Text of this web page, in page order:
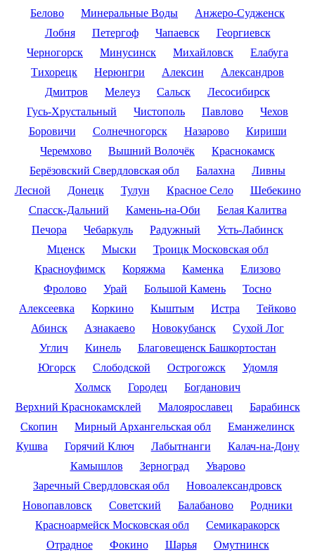
Белово
Минеральные Воды
Анжеро-Судженск
Лобня
Петергоф Чапаевск
Георгиевск
Черногорск
Минусинск Михайловск
Елабуга
Тихорецк
Нерюнгри Алексин
Александров
Дмитров
Мелеуз Сальск
Лесосибирск
Гусь-Хрустальный
Чистополь Павлово
Чехов
Боровичи
Солнечногорск Назарово
Кириши
Черемхово
Вышний Волочёк
Краснокамск
Берёзовский Свердловская обл
Балахна
Ливны
Лесной
Донецк Тулун Красное Село
Шебекино
Спасск-Дальний
Камень-на-Оби
Белая Калитва
Печора
Чебаркуль Радужный
Усть-Лабинск
Мценск
Мыски
Троицк Московская обл
Красноуфимск
Коряжма Каменка
Елизово
Фролово
Урай Большой Камень
Тосно
Алексеевка
Коркино Кыштым Истра
Тейково
Абинск
Азнакаево Новокубанск
Сухой Лог
Углич
Кинель
Благовещенск Башкортостан
Югорск
Слободской Острогожск
Удомля
Холмск
Городец
Богданович
Верхний Краснокамсклей
Малоярославец
Барабинск
Скопин
Мирный Архангельская обл
Еманжелинск
Кушва
Горячий Ключ Лабытнанги
Калач-на-Дону
Камышлов
Зерноград
Уварово
Заречный Свердловская обл
Новоалександровск
Новопавловск
Советский Балабаново
Родники
Красноармейск Московская обл
Семикаракорск
Отрадное
Фокино Шарья
Омутнинск